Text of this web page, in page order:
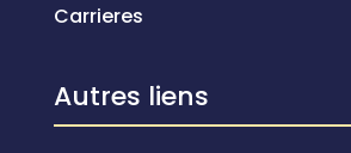
Carrieres
Autres liens